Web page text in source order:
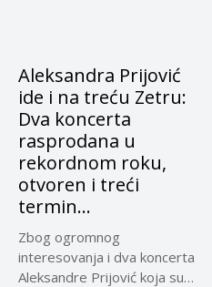
Aleksandra Prijović
ide i na treću Zetru:
Dva koncerta
rasprodana u
rekordnom roku,
otvoren i treći
termin…
Zbog ogromnog
interesovanja i dva koncerta
Aleksandre Prijović koja su